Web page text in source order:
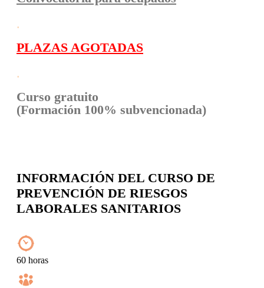
.
PLAZAS AGOTADAS
.
Curso gratuito
(Formación 100% subvencionada)
INFORMACIÓN DEL CURSO DE
PREVENCIÓN DE RIESGOS
LABORALES SANITARIOS
60 horas